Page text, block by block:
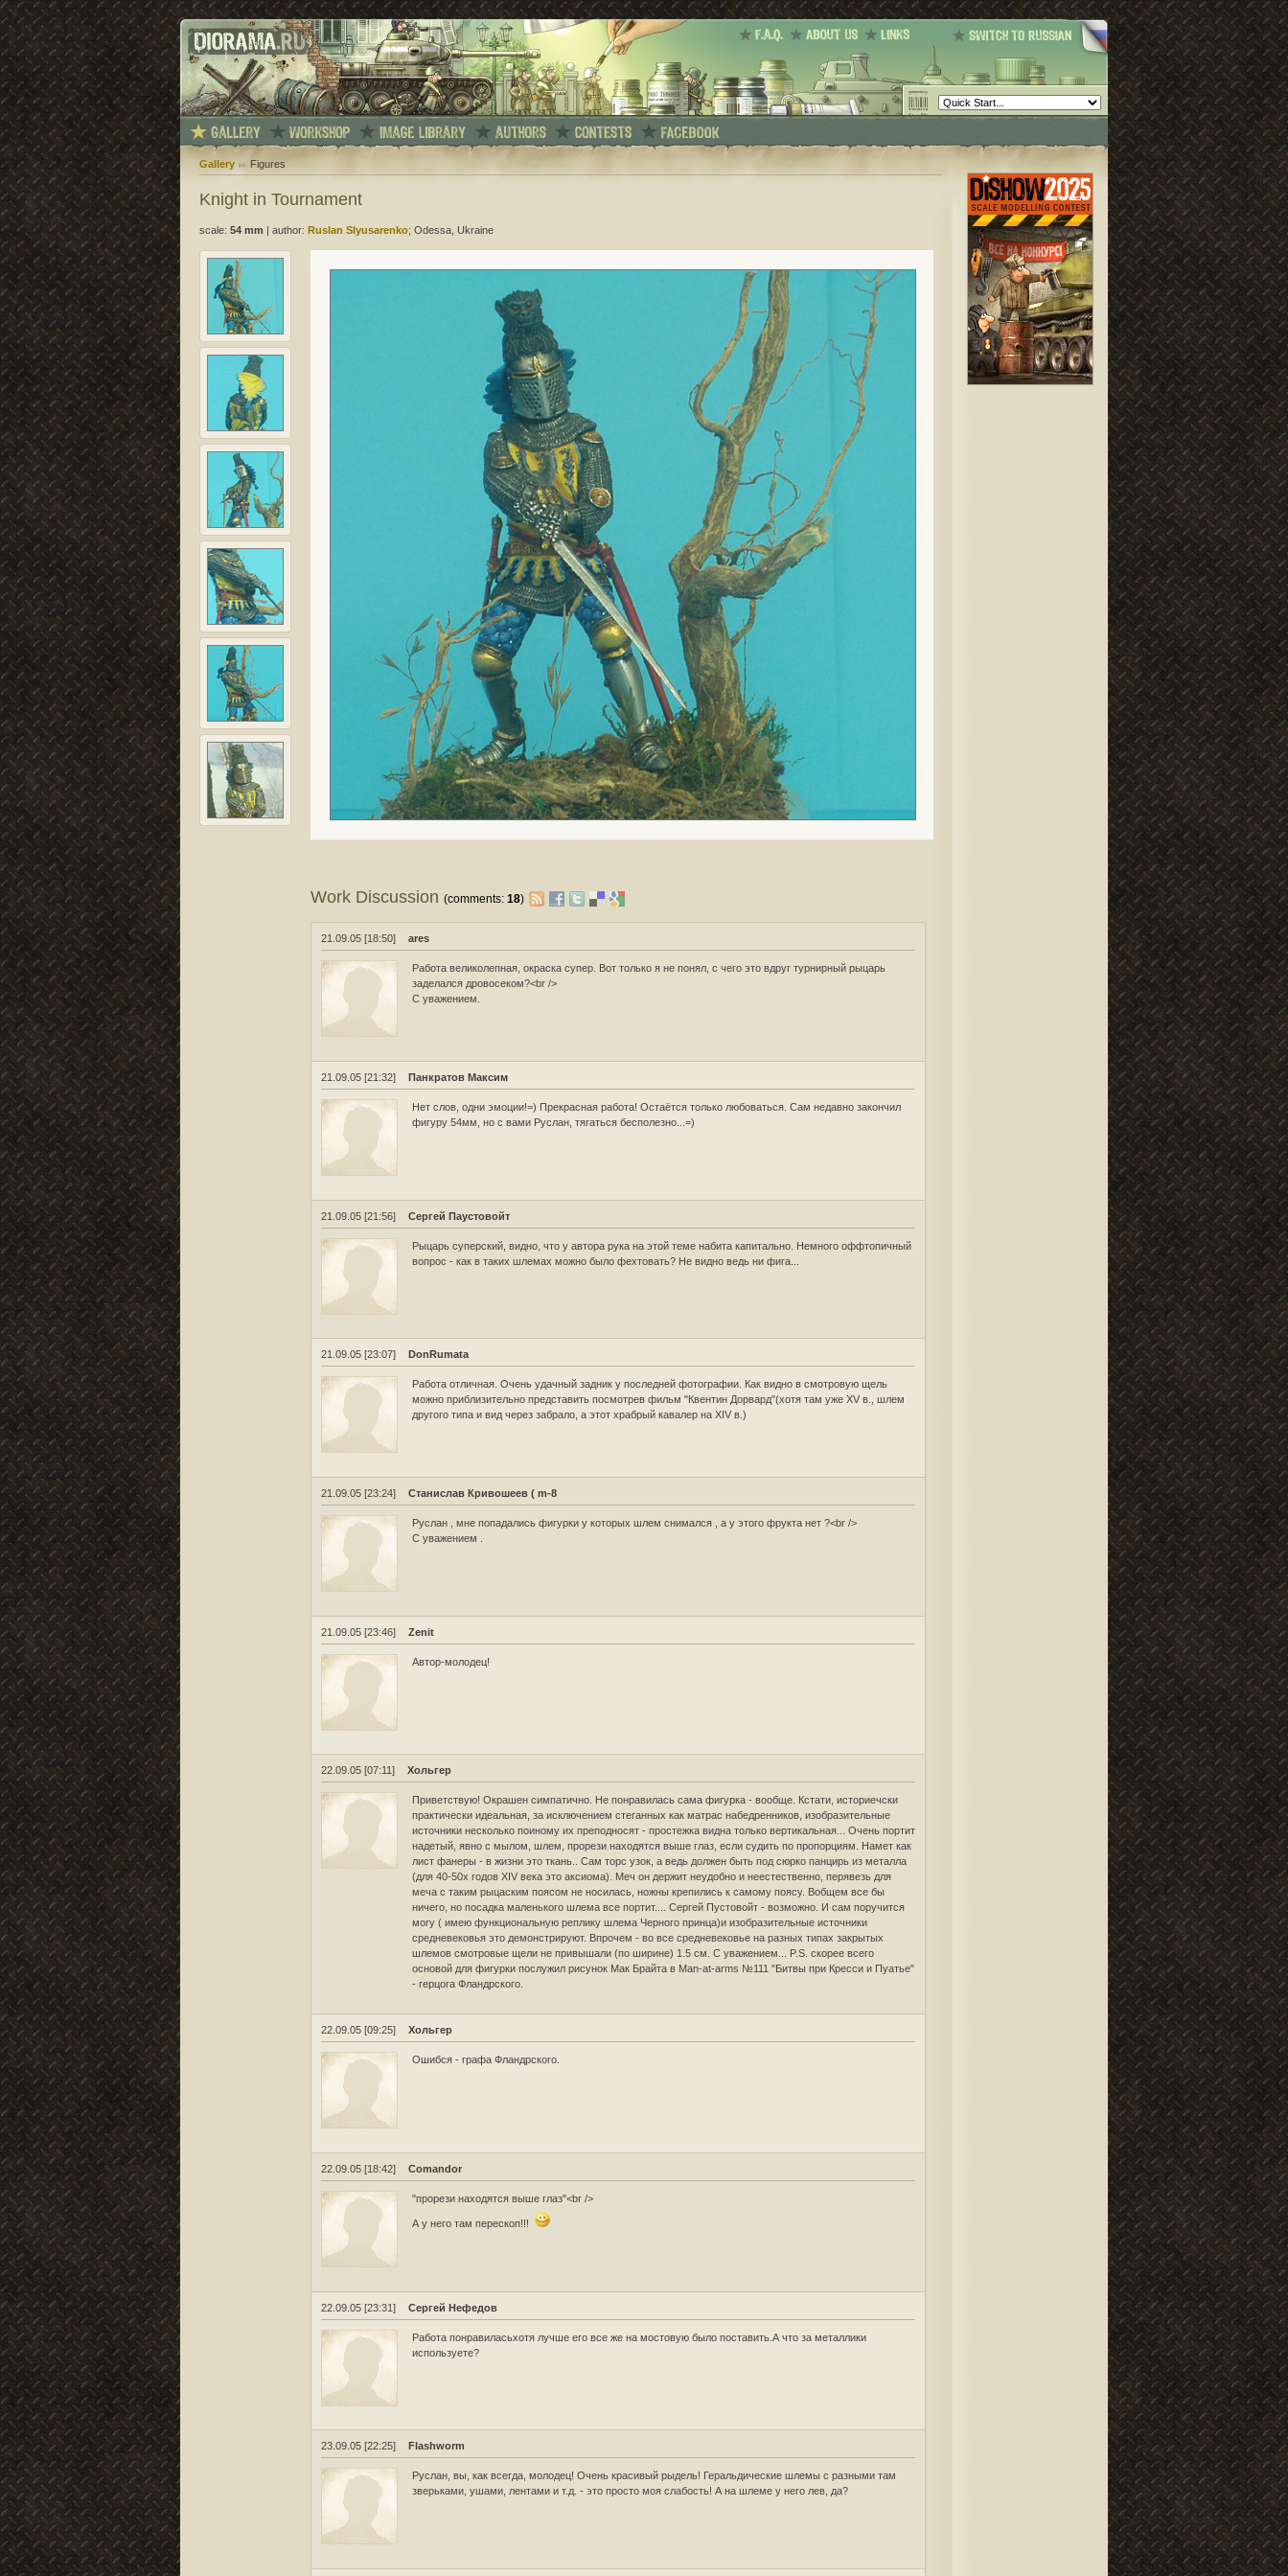
Gallery Figures
Knight in Tournament
scale: 54 mm author: Ruslan Slyusarenko; Odessa, Ukraine
Work Discussion(comments:18)
21.09.05 [18:50] ares
Работа великолепная, окраска супер. Вот только я не понял, с чего это вдруг турнирный рыцарь
заделался дровосеком?<br />
С уважением.
21.09.05 [21:32] Панкратов Максим
Нет слов, одни эмоции!=) Прекрасная работа! Остаётся только любоваться. Сам недавно закончил
фигуру 54мм, но с вами Руслан, тягаться бесполезно...=)
21.09.05 [21:56] Сергей Паустовойт
Рыцарь суперский, видно, что у автора рука на этой теме набита капитально. Немного оффтопичный
вопрос - как в таких шлемах можно было фехтовать? Не видно ведь ни фига...
21.09.05 [23:07] DonRumata
Работа отличная. Очень удачный задник у последней фотографии. Как видно в смотровую щель
можно приблизительно представить посмотрев фильм "Квентин Дорвард"(хотя там уже XV в., шлем
другого типа и вид через забрало, а этот храбрый кавалер на XIV в.)
21.09.05 [23:24] Станислав Кривошеев ( m-8
Руслан , мне попадались фигурки у которых шлем снимался , а у этого фрукта нет ?<br />
С уважением .
21.09.05 [23:46] Zenit
Автор-молодец!
22.09.05 [07:11] Хольгер
Приветствую! Окрашен симпатично. Не понравилась сама фигурка - вообще. Кстати, историечски
практически идеальная, за исключением стеганных как матрас набедренников, изобразительные
источники несколько поиному их преподносят - простежка видна только вертикальная... Очень портит
надетый, явно с мылом, шлем, прорези находятся выше глаз, если судить по пропорциям. Намет как
лист фанеры - в жизни это ткань.. Сам торс узок, а ведь должен быть под сюрко панцирь из металла
(для 40-50х годов XIV века это аксиома). Меч он держит неудобно и неестественно, перявезь для
меча с таким рыцаским поясом не носилась, ножны крепились к самому поясу. Вобщем все бы
ничего, но посадка маленького шлема все портит.... Сергей Пустовойт - возможно. И сам поручится
могу ( имею функциональную реплику шлема Черного принца)и изобразительные источники
средневековья это демонстрируют. Впрочем - во все средневековье на разных типах закрытых
шлемов смотровые щели не привышали (по ширине) 1.5 см. С уважением... P.S. скорее всего
основой для фигурки послужил рисунок Мак Брайта в Man-at-arms №111 "Битвы при Кресси и Пуатье"
- герцога Фландрского.
22.09.05 [09:25] Хольгер
Ошибся - графа Фландрского.
22.09.05 [18:42] Comandor
"прорези находятся выше глаз"<br />
А у него там перескоп!!!
22.09.05 [23:31] Сергей Нефедов
Работа понравиласьхотя лучше его все же на мостовую было поставить.А что за металлики
используете?
23.09.05 [22:25] Flashworm
Руслан, вы, как всегда, молодец! Очень красивый рыдель! Геральдические шлемы с разными там
зверьками, ушами, лентами и т.д. - это просто моя слабость! А на шлеме у него лев, да?